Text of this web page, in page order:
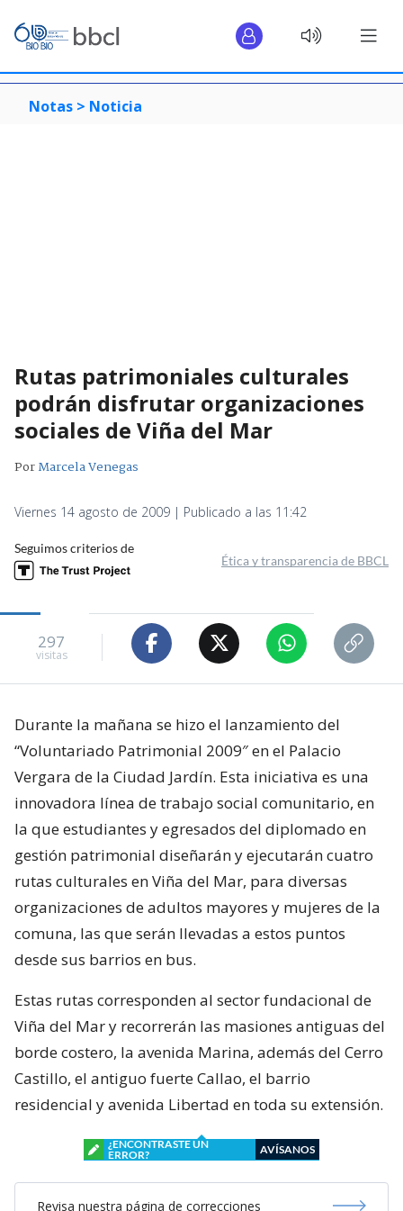
Notas > Noticia
Rutas patrimoniales culturales
podrán disfrutar organizaciones
sociales de Viña del Mar
PorMarcela Venegas
Viernes 14 agosto de 2009 | Publicado a las 11:42
Seguimos criterios de
Ética y transparencia de BBCL
297
visitas
Durante la mañana se hizo el lanzamiento del
“Voluntariado Patrimonial 2009″ en el Palacio
Vergara de la Ciudad Jardín. Esta iniciativa es una
innovadora línea de trabajo social comunitario, en
la que estudiantes y egresados del diplomado en
gestión patrimonial diseñarán y ejecutarán cuatro
rutas culturales en Viña del Mar, para diversas
organizaciones de adultos mayores y mujeres de la
comuna, las que serán llevadas a estos puntos
desde sus barrios en bus.
Estas rutas corresponden al sector fundacional de
Viña del Mar y recorrerán las masiones antiguas del
borde costero, la avenida Marina, además del Cerro
Castillo, el antiguo fuerte Callao, el barrio
residencial y avenida Libertad en toda su extensión.
¿ENCONTRASTE UN
ERROR?
AVÍSANOS
Revisa nuestra página de correcciones